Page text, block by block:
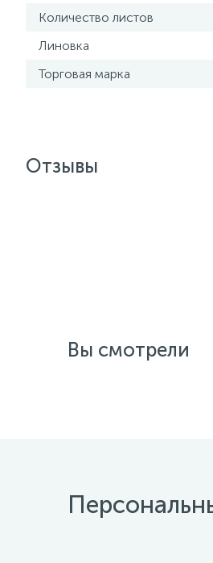
Количество листов
Линовка
Торговая марка
Отзывы
Вы смотрели